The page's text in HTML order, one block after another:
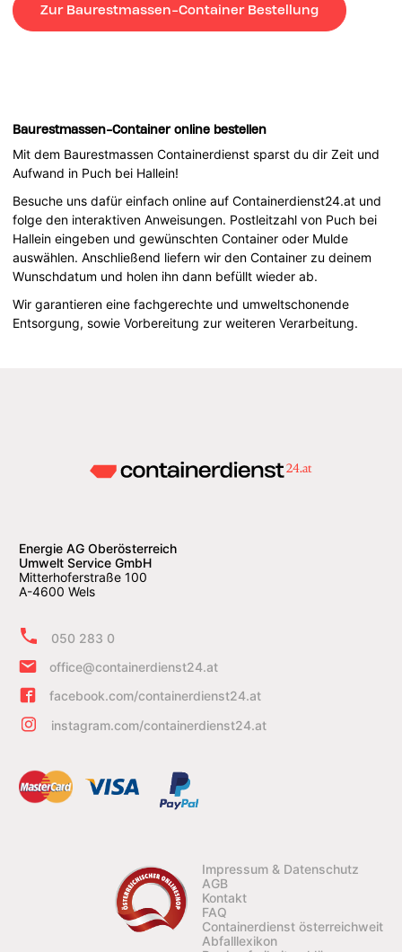
Zur Baurestmassen-Container Bestellung
Baurestmassen-Container online bestellen
Mit dem Baurestmassen Containerdienst sparst du dir Zeit und
Aufwand in Puch bei Hallein!
Besuche uns dafür einfach online auf Containerdienst24.at und
folge den interaktiven Anweisungen. Postleitzahl von Puch bei
Hallein eingeben und gewünschten Container oder Mulde
auswählen. Anschließend liefern wir den Container zu deinem
Wunschdatum und holen ihn dann befüllt wieder ab.
Wir garantieren eine fachgerechte und umweltschonende
Entsorgung, sowie Vorbereitung zur weiteren Verarbeitung.
Energie AG Oberösterreich
Umwelt Service GmbH
Mitterhoferstraße 100
A-4600 Wels
050 283 0
office@containerdienst24.at
facebook.com/containerdienst24.at
instagram.com/containerdienst24.at
Impressum & Datenschutz
AGB
Kontakt
FAQ
Containerdienst österreichweit
Abfalllexikon